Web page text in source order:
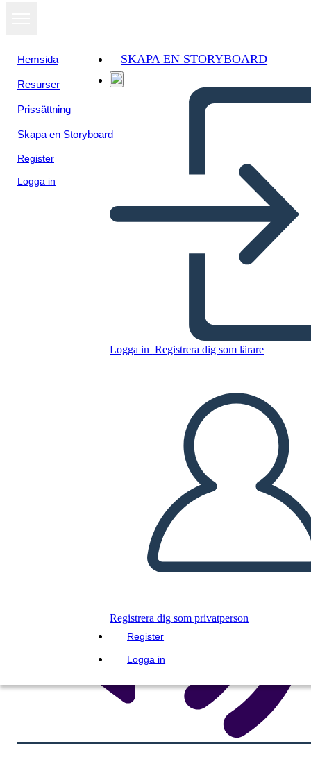
Hemsida
Resurser
Prissättning
Skapa en Storyboard
Register
Logga in
SKAPA EN STORYBOARD
Logga in Registrera dig som lärare
Registrera dig som privatperson
Register
Logga in
Mapa znakov 3, pole 16x9
SKAPA EN STORYBOARD
SPELA UPP BILDSPEL
LÄS FÖR MIG
Visa som
bildspel